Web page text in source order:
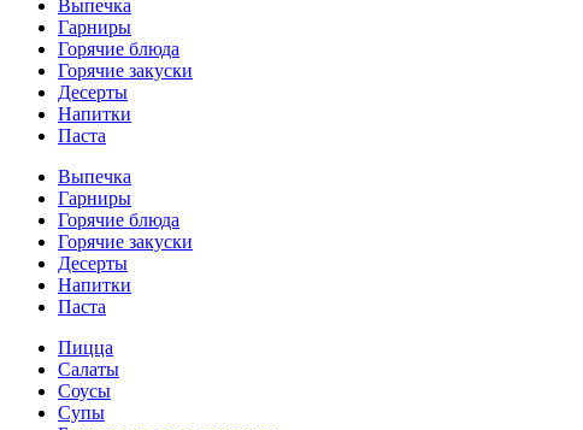
Выпечка
Гарниры
Горячие блюда
Горячие закуски
Десерты
Напитки
Паста
Выпечка
Гарниры
Горячие блюда
Горячие закуски
Десерты
Напитки
Паста
Пицца
Салаты
Соусы
Супы